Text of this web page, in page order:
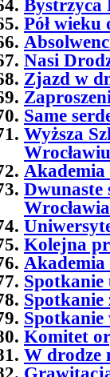
Bystrzyca
Pół
Nasi
Zjazd w
Same
Wyższa
Wrocławiu
Dwunaste
Wrocławia
Kolejna
Akademia
Spotkanie
Spotkanie
Spotkanie
Komitet
W drodze